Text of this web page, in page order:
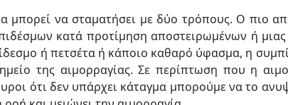
μπορεί να σταματήσει με δύο τρόπους. Ο πιο
κατά προτίμηση αποστειρωμένων ή
ή πετσέτα ή κάποιο καθαρό ύφασμα, η
της αιμορραγίας. Σε περίπτωση που η
ότι δεν υπάρχει κάταγμα μπορούμε να το